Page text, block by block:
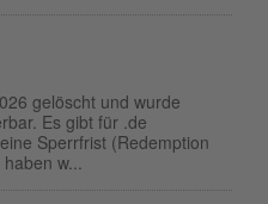
gelöscht und wurde
Es gibt für .de
Sperrfrist (Redemption
w...